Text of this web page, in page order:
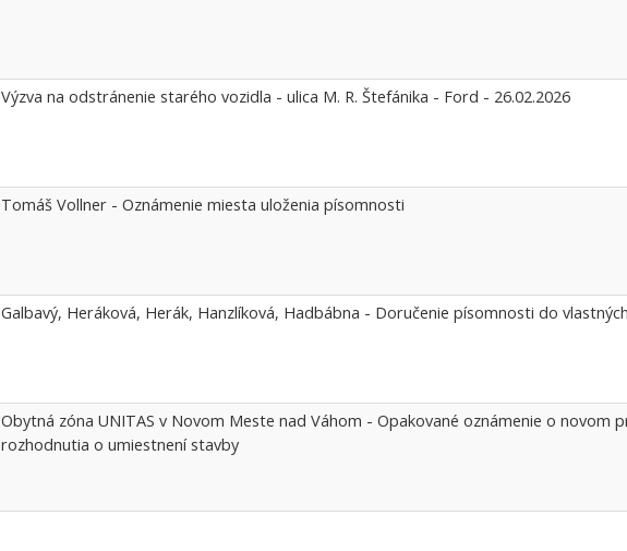
Výzva na odstránenie starého vozidla - ulica M. R. Štefánika - Ford - 26.02.2026
Tomáš Vollner - Oznámenie miesta uloženia písomnosti
Galbavý, Heráková, Herák, Hanzlíková, Hadbábna - Doručenie písomnosti do
Obytná zóna UNITAS v Novom Meste nad Váhom - Opakované oznámenie o novom
rozhodnutia o umiestnení stavby